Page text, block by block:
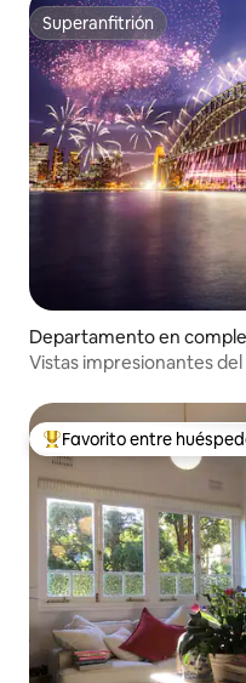
Superanfitrión
Superanfitrión
Departamento en
ibilli
Vistas impresionantes
Favorito entre los
Favorito entre